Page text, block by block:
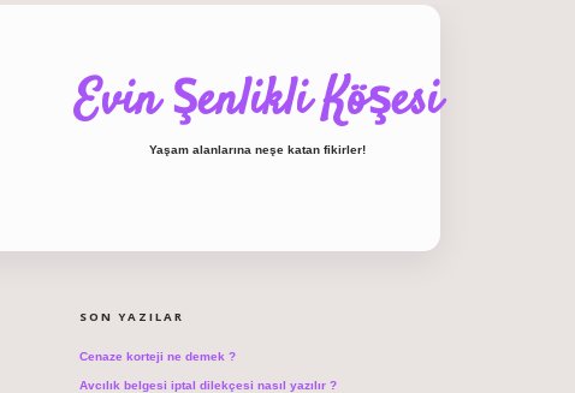
Evin Şenlikli Köşesi
Yaşam alanlarına neşe katan fikirler!
SON YAZILAR
Cenaze korteji ne demek ?
Avcılık belgesi iptal dilekçesi nasıl yazılır ?